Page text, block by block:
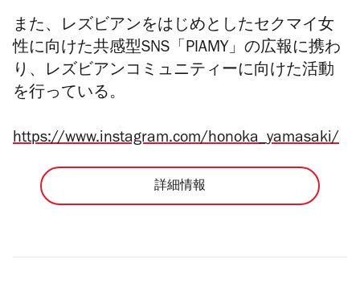
また、レズビアンをはじめとしたセクマイ女
性に向けた共感型SNS「PIAMY」の広報に携わ
り、レズビアンコミュニティーに向けた活動
を行っている。
https://www.instagram.com/honoka_yamasaki/
詳細情報